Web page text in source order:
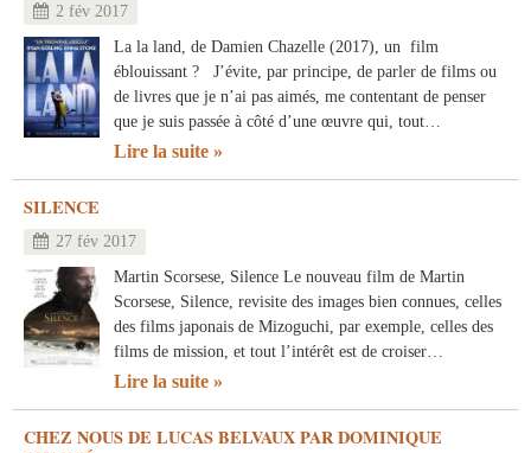
2 fév 2017
La la land, de Damien Chazelle (2017), un film
éblouissant ? J’évite, par principe, de parler de films ou
de livres que je n’ai pas aimés, me contentant de penser
que je suis passée à côté d’une œuvre qui, tout…
Lire la suite
SILENCE
27 fév 2017
Martin Scorsese, Silence Le nouveau film de Martin
Scorsese, Silence, revisite des images bien connues, celles
des films japonais de Mizoguchi, par exemple, celles des
films de mission, et tout l’intérêt est de croiser…
Lire la suite
CHEZ NOUS DE LUCAS BELVAUX PAR DOMINIQUE